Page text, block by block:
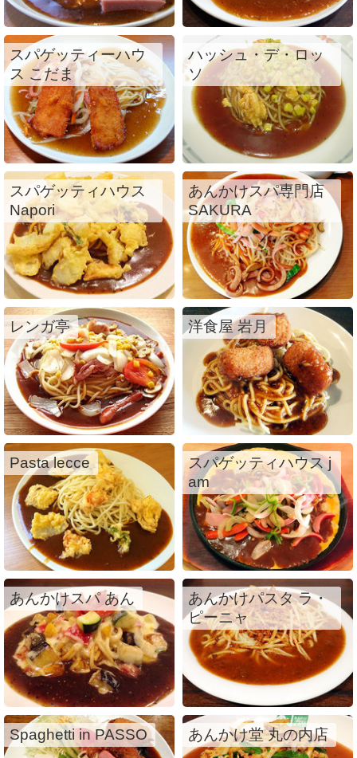
スパゲッティーハウ
ス こだま
ハッシュ・デ・ロッ
ソ
スパゲッティハウス
Napori
あんかけスパ専門店
SAKURA
レンガ亭 洋食屋 岩月
Pasta lecce
スパゲッティハウス j
am
あんかけスパ あん
あんかけパスタ ラ・
ピーニャ
Spaghetti in PASSO あんかけ堂 丸の内店